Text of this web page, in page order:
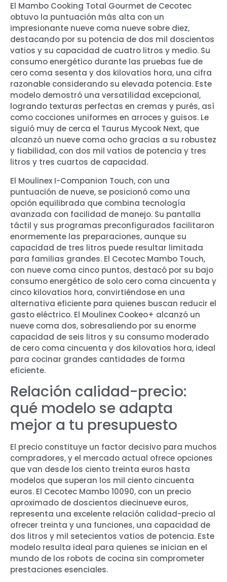
El Mambo Cooking Total Gourmet de Cecotec
obtuvo la puntuación más alta con un
impresionante nueve coma nueve sobre diez,
destacando por su potencia de dos mil doscientos
vatios y su capacidad de cuatro litros y medio. Su
consumo energético durante las pruebas fue de
cero coma sesenta y dos kilovatios hora, una cifra
razonable considerando su elevada potencia. Este
modelo demostró una versatilidad excepcional,
logrando texturas perfectas en cremas y purés, así
como cocciones uniformes en arroces y guisos. Le
siguió muy de cerca el Taurus Mycook Next, que
alcanzó un nueve coma ocho gracias a su robustez
y fiabilidad, con dos mil vatios de potencia y tres
litros y tres cuartos de capacidad.
El Moulinex I-Companion Touch, con una
puntuación de nueve, se posicionó como una
opción equilibrada que combina tecnología
avanzada con facilidad de manejo. Su pantalla
táctil y sus programas preconfigurados facilitaron
enormemente las preparaciones, aunque su
capacidad de tres litros puede resultar limitada
para familias grandes. El Cecotec Mambo Touch,
con nueve coma cinco puntos, destacó por su bajo
consumo energético de solo cero coma cincuenta y
cinco kilovatios hora, convirtiéndose en una
alternativa eficiente para quienes buscan reducir el
gasto eléctrico. El Moulinex Cookeo+ alcanzó un
nueve coma dos, sobresaliendo por su enorme
capacidad de seis litros y su consumo moderado
de cero coma cincuenta y dos kilovatios hora, ideal
para cocinar grandes cantidades de forma
eficiente.
Relación calidad-precio:
qué modelo se adapta
mejor a tu presupuesto
El precio constituye un factor decisivo para muchos
compradores, y el mercado actual ofrece opciones
que van desde los ciento treinta euros hasta
modelos que superan los mil ciento cincuenta
euros. El Cecotec Mambo 10090, con un precio
aproximado de doscientos diecinueve euros,
representa una excelente relación calidad-precio al
ofrecer treinta y una funciones, una capacidad de
dos litros y mil setecientos vatios de potencia. Este
modelo resulta ideal para quienes se inician en el
mundo de los robots de cocina sin comprometer
prestaciones esenciales.